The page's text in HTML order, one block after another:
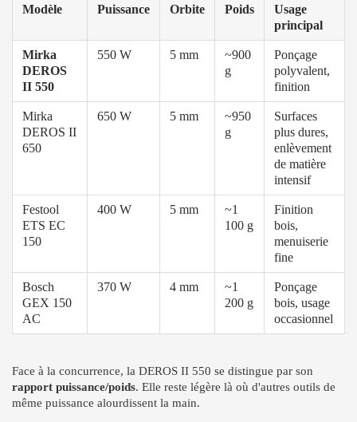
Modèle Puissance Orbite Poids
Usage
principal
Mirka
DEROS
II 550
550 W 5 mm
~900
g
Ponçage
polyvalent,
finition
Mirka
DEROS II
650
650 W 5 mm
~950
g
Surfaces
plus dures,
enlèvement
de matière
intensif
Festool
ETS EC
150
400 W 5 mm
~1
100 g
Finition
bois,
menuiserie
fine
Bosch
GEX 150
AC
370 W 4 mm
~1
200 g
Ponçage
bois, usage
occasionnel
Face à la concurrence, la DEROS II 550 se distingue par son
rapport puissance/poids. Elle reste légère là où d'autres outils de
même puissance alourdissent la main.